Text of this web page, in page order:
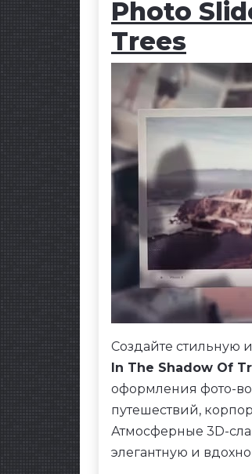
Photo
Trees
Создайте стильную
In The Shadow Of
оформления фото-
путешествий,
Атмосферные 3D-
элегантную и